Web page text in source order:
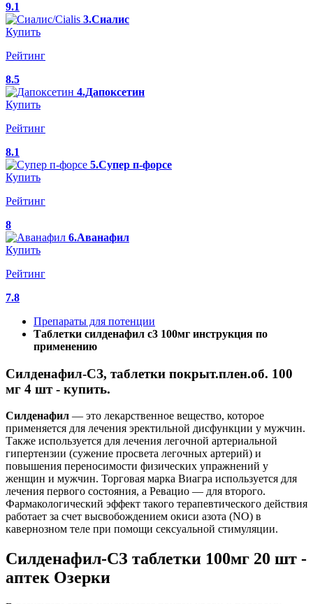
9.1
3.Сиалис
Купить
Рейтинг
8.5
4.Дапоксетин
Купить
Рейтинг
8.1
5.Супер п-форсе
Купить
Рейтинг
8
6.Аванафил
Купить
Рейтинг
7.8
Препараты для потенции
Таблетки силденафил с3 100мг инструкция по
применению
Силденафил-СЗ, таблетки покрыт.плен.об. 100
мг 4 шт - купить.
Силденафил — это лекарственное вещество, которое
применяется для лечения эректильной дисфункции у мужчин.
Также используется для лечения легочной артериальной
гипертензии (сужение просвета легочных артерий) и
повышения переносимости физических упражнений у
женщин и мужчин. Торговая марка Виагра используется для
лечения первого состояния, а Ревацио — для второго.
Фармакологический эффект такого терапевтического действия
работает за счет высвобождением окиси азота (NO) в
кавернозном теле при помощи сексуальной стимуляции.
Силденафил-СЗ таблетки 100мг 20 шт -
аптек Озерки